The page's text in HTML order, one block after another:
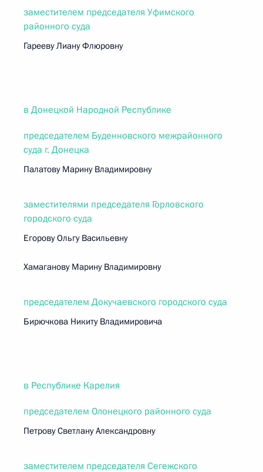
заместителем председателя Уфимского
районного суда
Гарееву Лиану Флюровну
в Донецкой Народной Республике
председателем Буденновского межрайонного
суда г. Донецка
Палатову Марину Владимировну
заместителями председателя Горловского
городского суда
Егорову Ольгу Васильевну
Хамаганову Марину Владимировну
председателем Докучаевского городского суда
Бирючкова Никиту Владимировича
в Республике Карелия
председателем Олонецкого районного суда
Петрову Светлану Александровну
заместителем председателя Сегежского